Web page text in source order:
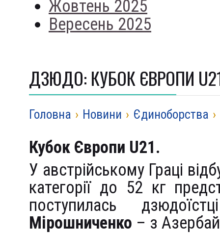
Жовтень 2025
Вересень 2025
ДЗЮДО: КУБОК ЄВРОПИ
Головна › Новини › Єдиноборства ›
Кубок Європи U21.
У австрійському Граці
категорії до 52 кг
поступилась
Мірошниченко – з